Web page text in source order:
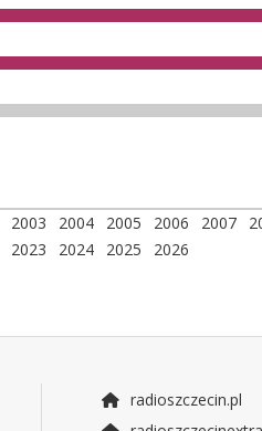
2003 2004 2005 2006 2007
2023 2024 2025 2026
radioszczecin.pl